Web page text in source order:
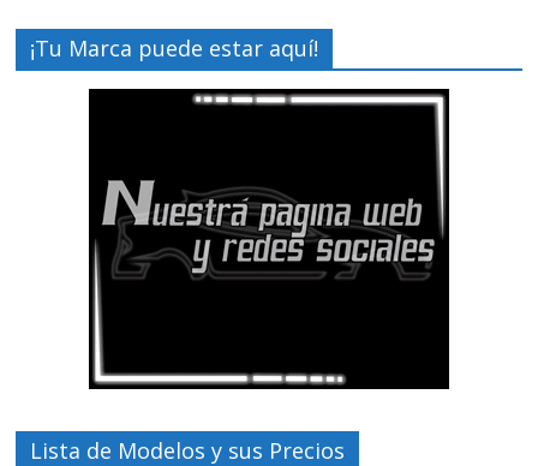
¡Tu Marca puede estar aquí!
Lista de Modelos y sus Precios